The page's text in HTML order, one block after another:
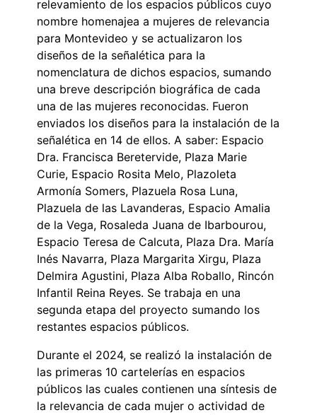
relevamiento de los espacios públicos cuyo
nombre homenajea a mujeres de relevancia
para Montevideo y se actualizaron los
diseños de la señalética para la
nomenclatura de dichos espacios, sumando
una breve descripción biográfica de cada
una de las mujeres reconocidas. Fueron
enviados los diseños para la instalación de la
señalética en 14 de ellos. A saber: Espacio
Dra. Francisca Beretervide, Plaza Marie
Curie, Espacio Rosita Melo, Plazoleta
Armonía Somers, Plazuela Rosa Luna,
Plazuela de las Lavanderas, Espacio Amalia
de la Vega, Rosaleda Juana de Ibarbourou,
Espacio Teresa de Calcuta, Plaza Dra. María
Inés Navarra, Plaza Margarita Xirgu, Plaza
Delmira Agustini, Plaza Alba Roballo, Rincón
Infantil Reina Reyes. Se trabaja en una
segunda etapa del proyecto sumando los
restantes espacios públicos.
Durante el 2024, se realizó la instalación de
las primeras 10 cartelerías en espacios
públicos las cuales contienen una síntesis de
la relevancia de cada mujer o actividad de